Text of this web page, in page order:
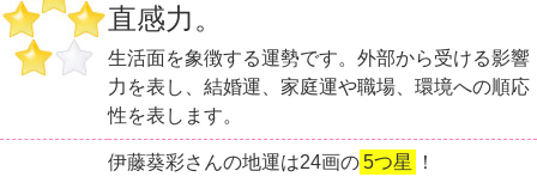
直感力。
生活面を象徴する運勢です。外部から受ける影響
力を表し、結婚運、家庭運や職場、環境への順応
性を表します。
伊藤葵彩さんの地運は24画の5つ星 ！